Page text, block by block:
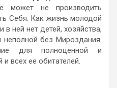
не производить
Себя. Как жизнь молодой
в ней нет детей, хозяйства,
без Мироздания.
для полноценной и
всех ее обитателей.